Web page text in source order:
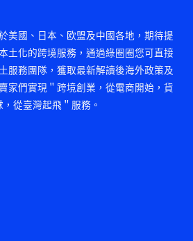
美國、日本、欧盟及中國各地，期待提
土化的跨境服務，通過綠圈圈您可直接
服務團隊，獲取最新解讀後海外政策及
家們實現＂跨境創業，從電商開始，貨
，從臺灣起飛＂服務。